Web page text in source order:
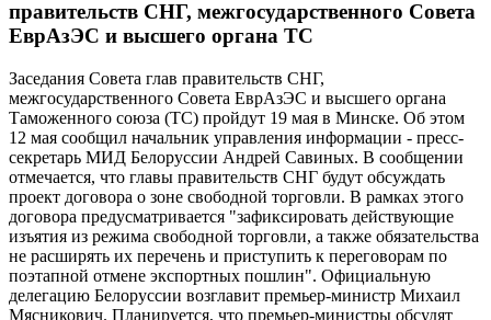
правительств СНГ, межгосударственного Совета
ЕврАзЭС и высшего органа ТС
Заседания Совета глав правительств СНГ,
межгосударственного Совета ЕврАзЭС и высшего органа
Таможенного союза (ТС) пройдут 19 мая в Минске. Об этом
12 мая сообщил начальник управления информации - пресс-
секретарь МИД Белоруссии Андрей Савиных. В сообщении
отмечается, что главы правительств СНГ будут обсуждать
проект договора о зоне свободной торговли. В рамках этого
договора предусматривается "зафиксировать действующие
изъятия из режима свободной торговли, а также обязательства
не расширять их перечень и приступить к переговорам по
поэтапной отмене экспортных пошлин". Официальную
делегацию Белоруссии возглавит премьер-министр Михаил
Мясникович. Планируется, что премьер-министры обсудят